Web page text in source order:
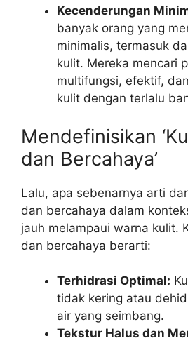
Kecenderungan
banyak orang yang
minimalis, termasuk
kulit. Mereka mencari
multifungsi, efektif,
kulit dengan terlalu
Mendefinisikan
dan Bercahaya’
Lalu, apa sebenarnya arti
dan bercahaya dalam
jauh melampaui warna kulit.
dan bercahaya berarti:
Terhidrasi Optimal:
tidak kering atau
air yang seimbang.
Tekstur Halus dan